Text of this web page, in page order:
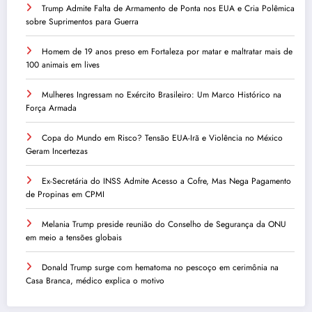
Trump Admite Falta de Armamento de Ponta nos EUA e Cria Polêmica
sobre Suprimentos para Guerra
Homem de 19 anos preso em Fortaleza por matar e maltratar mais de
100 animais em lives
Mulheres Ingressam no Exército Brasileiro: Um Marco Histórico na
Força Armada
Copa do Mundo em Risco? Tensão EUA-Irã e Violência no México
Geram Incertezas
Ex-Secretária do INSS Admite Acesso a Cofre, Mas Nega Pagamento
de Propinas em CPMI
Melania Trump preside reunião do Conselho de Segurança da ONU
em meio a tensões globais
Donald Trump surge com hematoma no pescoço em cerimônia na
Casa Branca, médico explica o motivo